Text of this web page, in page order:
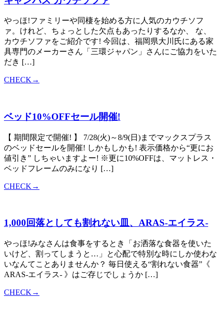
やっほ!ファミリーや同棲を始める方に人気のカウチソフ
ァ。けれど、ちょっとした欠点もあったりするなか、 な、
カウチソファをご紹介です! 今回は、福岡県大川氏にある家
具専門のメーカーさん「三環ジャパン」さんにご協力をいた
だき […]
CHECK→
ベッド10%OFFセール開催!
【 期間限定で開催! 】 7/28(火)～8/9(日)までマックスプラス
のベッドセールを開催! しかもしかも! 表示価格から“更にお
値引き” しちゃいますよー! ※更に10%OFFは、マットレス・
ベッドフレームのみになり […]
CHECK→
1,000回落としても割れない皿、ARAS-エイラス-
やっほ!みなさんは食事をするとき「お洒落な食器を使いた
いけど、割ってしまうと…」と心配で特別な時にしか使わな
いなんてことありませんか？ 毎日使える“割れない食器”《
ARAS-エイラス- 》はご存じでしょうか […]
CHECK→